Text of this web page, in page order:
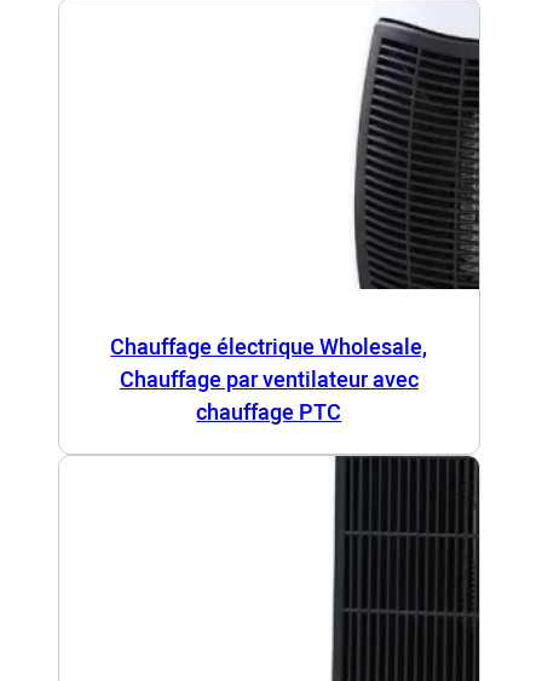
Chauffage électrique Wholesale,
Chauffage par ventilateur avec
chauffage PTC